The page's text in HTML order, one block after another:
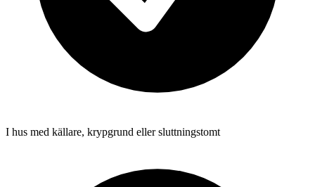
I hus med källare, krypgrund eller sluttningstomt